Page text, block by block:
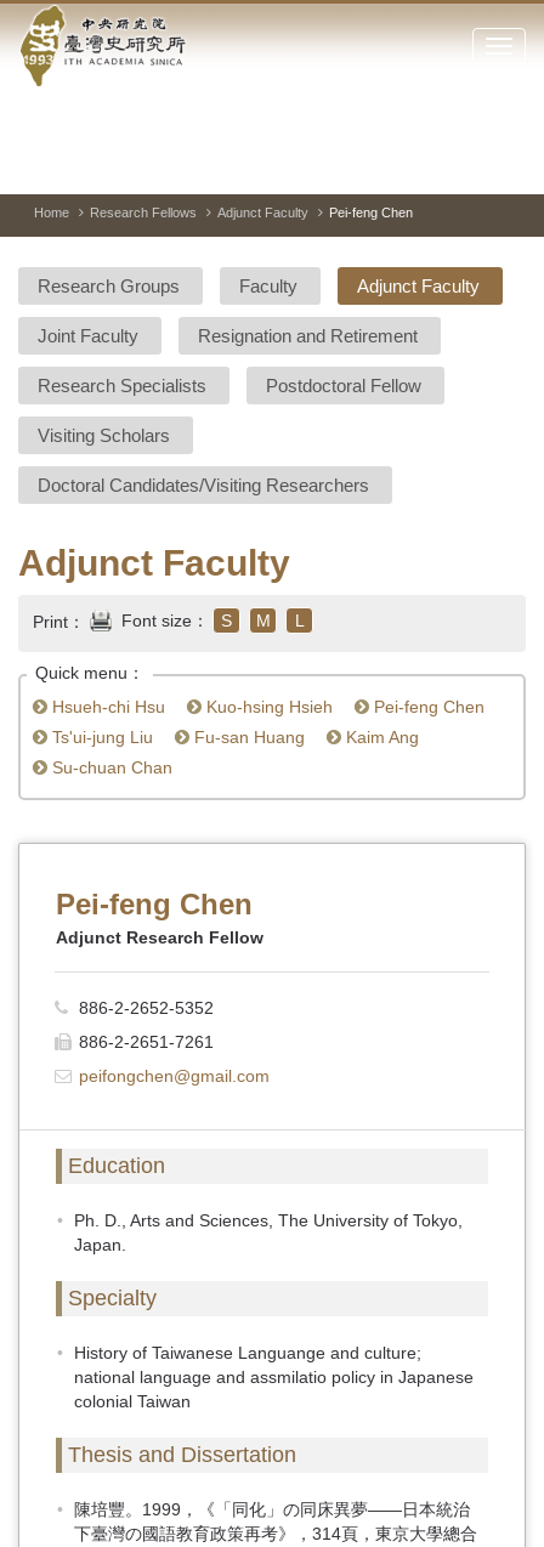
Jump
to
main
Academia
Sinica-
Institute-
Home
Click
main
of
the
and
play
Home Research Fellows Adjunct Faculty Pei-feng Chen
Research Groups Faculty Adjunct Faculty
Joint Faculty Resignation and Retirement
Research Specialists Postdoctoral Fellow
Visiting Scholars
Doctoral Candidates/Visiting Researchers
Adjunct Faculty
Print： Font size： S M L
Quick menu：
Hsueh-chi Hsu
Kuo-hsing Hsieh
Pei-feng Chen
Ts'ui-jung Liu
Fu-san Huang
Kaim Ang
Su-chuan Chan
Pei-feng Chen
Adjunct Research Fellow
886-2-2652-5352
886-2-2651-7261
peifongchen@gmail.com
Education
Ph. D., Arts and Sciences, The University of Tokyo,
Japan.
Specialty
History of Taiwanese Languange and culture;
national language and assmilatio policy in Japanese
colonial Taiwan
Thesis and Dissertation
陳培豐。1999，《「同化」の同床異夢――日本統治
下臺灣の國語教育政策再考》，314頁，東京大學總合